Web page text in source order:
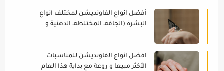
أفضل انواع الفاونديشن لمختلف انواع
البشرة (الجافة، المختلطة، الدهنية و
افضل انواع الفاونديشن للمناسبات
الأكثر مبيعا و روعة مع بداية هذا العام